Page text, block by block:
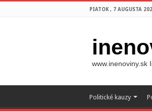
PIATOK , 7 AUGUSTA
www.inenoviny.sk
Politické kauzy